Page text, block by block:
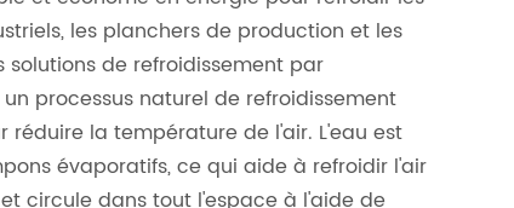
les planchers de production et les
solutions de refroidissement par
processus naturel de refroidissement
réduire la température de l'air. L'eau est
évaporatifs, ce qui aide à refroidir l'air
circule dans tout l'espace à l'aide de